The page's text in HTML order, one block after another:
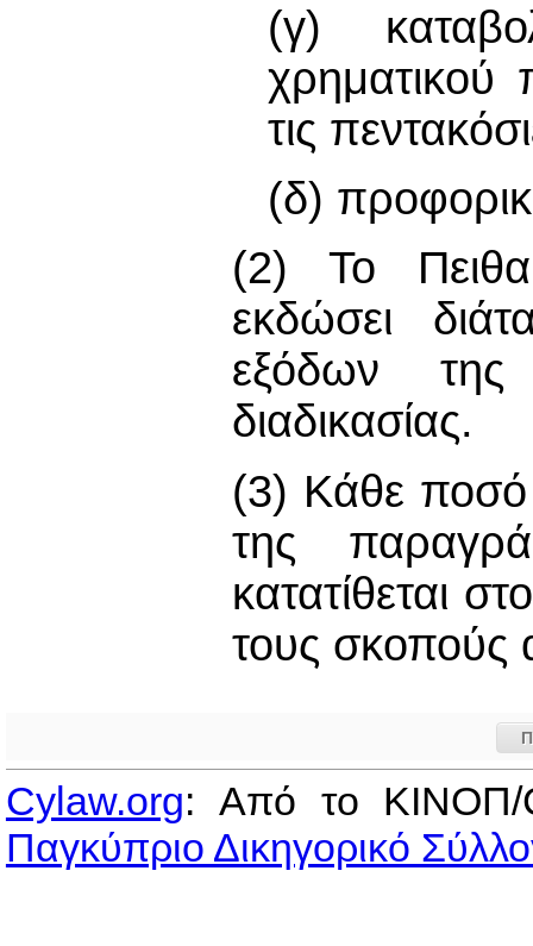
(γ)
τις
(δ)
(2) Το
εκδώσει
εξόδων της
διαδικασίας.
(3) Κάθε ποσό
της
κατατίθεται
τους σκοπούς
Cylaw.org: Από το
Παγκύπριο Δικηγορικό